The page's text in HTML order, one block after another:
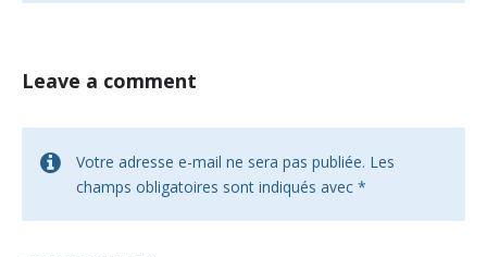
Leave a comment
Votre adresse e-mail ne sera pas publiée. Les
champs obligatoires sont indiqués avec *